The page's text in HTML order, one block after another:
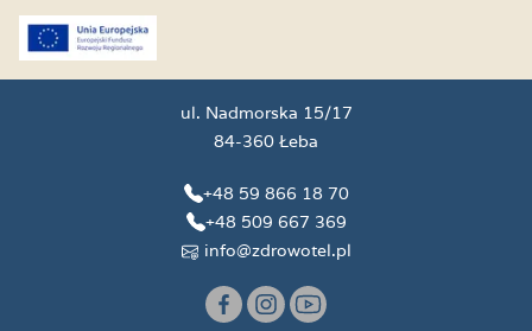
ul. Nadmorska 15/17
84-360 Łeba
+48 59 866 18 70
+48 509 667 369
info@zdrowotel.pl